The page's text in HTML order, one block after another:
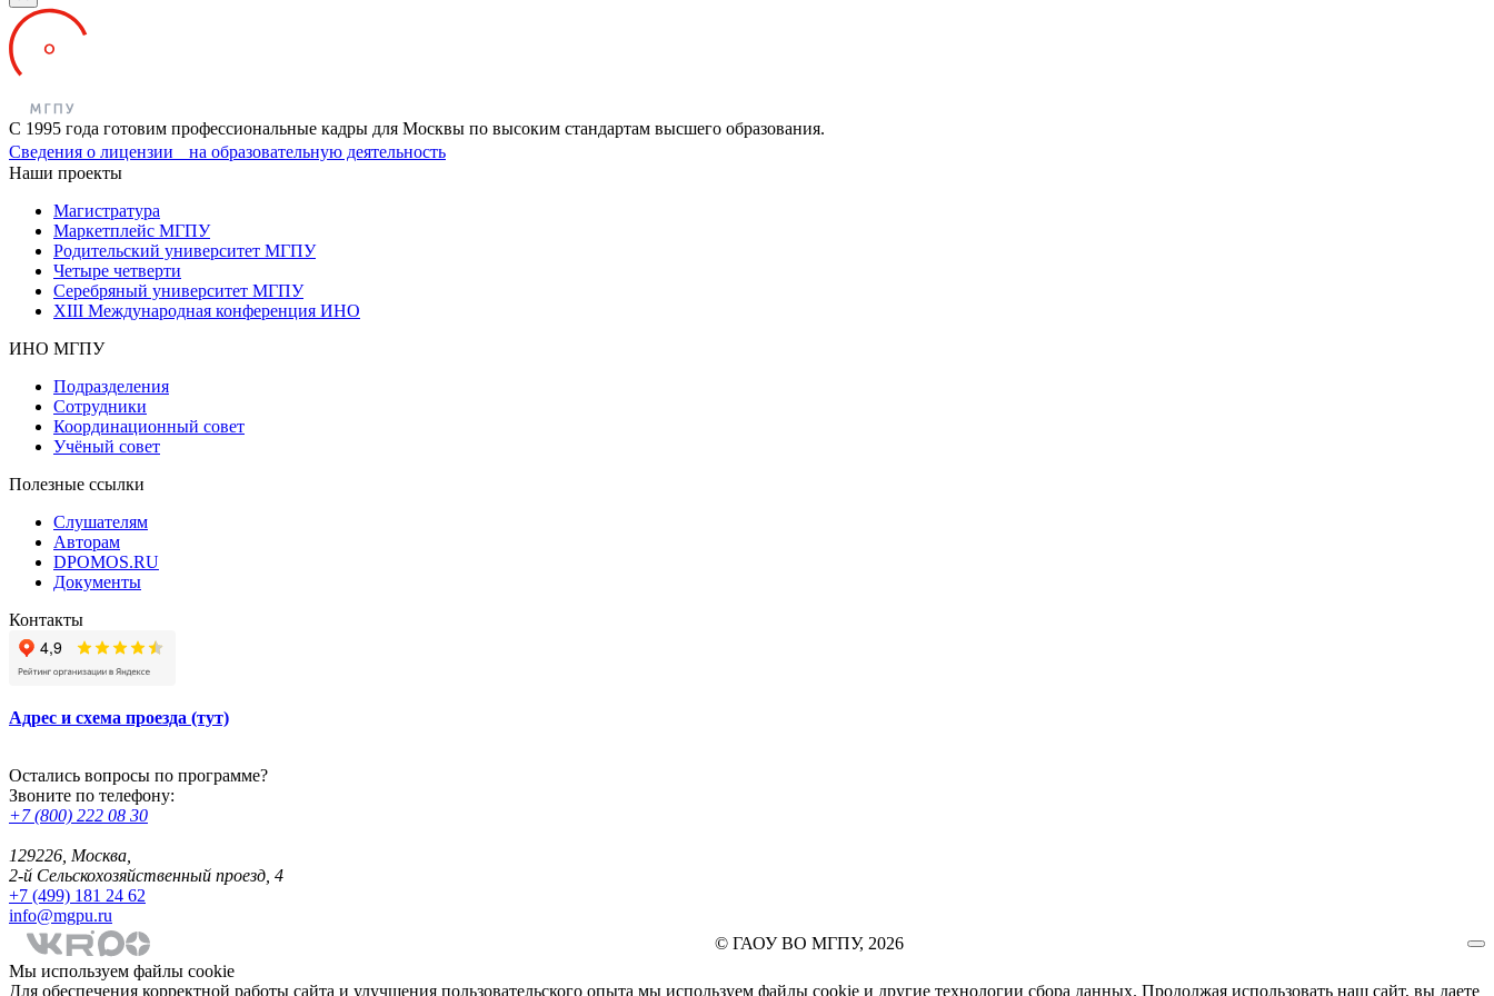
С 1995 года готовим профессиональные кадры для Москвы по высоким стандартам высшего образования.
Сведения о лицензии на образовательную деятельность
Наши проекты
Магистратура
Маркетплейс МГПУ
Родительский университет МГПУ
Четыре четверти
Серебряный университет МГПУ
XIII Международная конференция ИНО
ИНО МГПУ
Подразделения
Сотрудники
Координационный совет
Учёный совет
Полезные ссылки
Слушателям
Авторам
DPOMOS.RU
Документы
Контакты
Адрес и схема проезда (тут)
Остались вопросы по программе?
Звоните по телефону:
+7 (800) 222 08 30
129226, Москва,
2-й Сельскохозяйственный проезд, 4
+7 (499) 181 24 62
info@mgpu.ru
© ГАОУ ВО МГПУ, 2026
Мы используем файлы cookie
Для обеспечения корректной работы сайта и улучшения пользовательского опыта мы используем файлы cookie и другие технологии сбора данных. Продолжая использовать наш сайт, вы даете